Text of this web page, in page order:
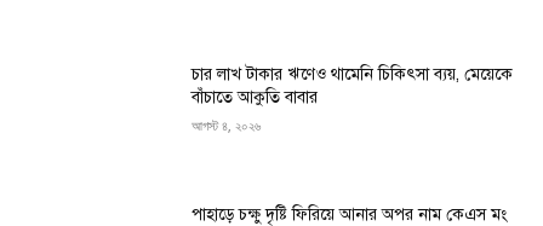
চার লাখ টাকার ঋণেও থামেনি চিকিৎসা ব্যয়, মেয়েকে
বাঁচাতে আকুতি বাবার
আগস্ট ৪, ২০২৬
পাহাড়ে চক্ষু দৃষ্টি ফিরিয়ে আনার অপর নাম কেএস মং